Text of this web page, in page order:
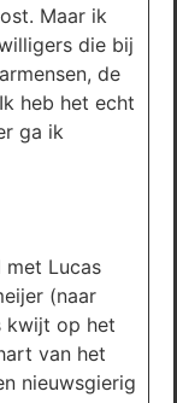
Maar ik
die bij
de
heb het echt
ga ik
met Lucas
(naar
kwijt op het
van het
nieuwsgierig